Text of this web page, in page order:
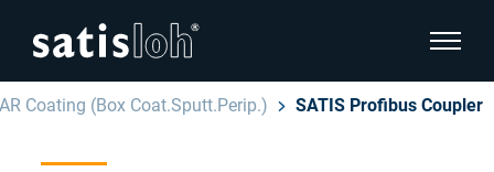
show
hide page navigation
Coating (Box Coat.Sputt.Perip.) SATIS Profibus Coupler